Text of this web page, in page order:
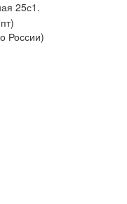
25с1.
России)